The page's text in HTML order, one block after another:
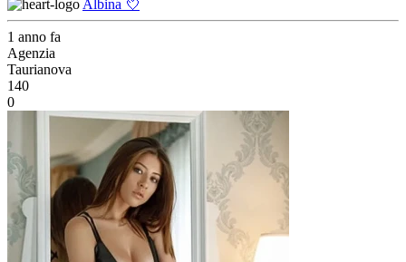
Albina 💘
1 anno fa
Agenzia
Taurianova
140
0